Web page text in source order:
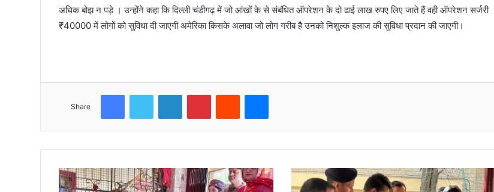
अधिक बोझ न पड़े । उन्होंने कहा कि दिल्ली चंडीगढ़ में जो आंखों के से संबंधित ऑपरेशन के दो ढाई लाख रुपए लिए जाते हैं वही ऑपरेशन सर्जरी
₹40000 में लोगों को सुविधा दी जाएगी अमेरिका किसके अलावा जो लोग गरीब है उनको निशुल्क इलाज की सुविधा प्रदान की जाएगी।
Share